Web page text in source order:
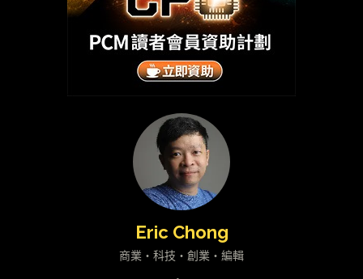
Eric Chong
商業・科技・創業・編輯